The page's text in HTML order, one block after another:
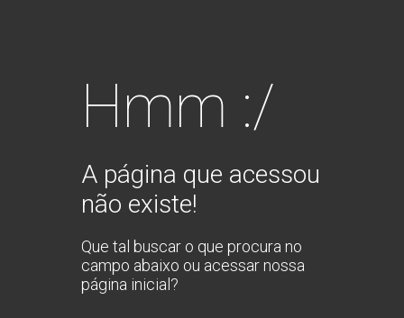
Hmm :/
A página que acessou
não existe!
Que tal buscar o que procura no
campo abaixo ou acessar nossa
página inicial?